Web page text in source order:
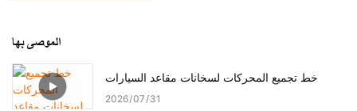
الموصى بها
خط تجميع المحركات لسخانات مقاعد السيارات
2026 07 31